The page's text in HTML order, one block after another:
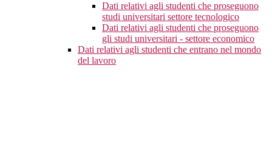
Dati relativi agli studenti che proseguono
studi universitari settore tecnologico
Dati relativi agli studenti che proseguono
gli studi universitari - settore economico
Dati relativi agli studenti che entrano nel mondo
del lavoro